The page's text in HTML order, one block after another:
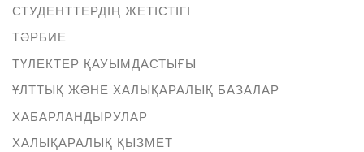
СТУДЕНТТЕРДІҢ ЖЕТІСТІГІ
ТӘРБИЕ
ТҮЛЕКТЕР ҚАУЫМДАСТЫҒЫ
ҰЛТТЫҚ ЖӘНЕ ХАЛЫҚАРАЛЫҚ БАЗАЛАР
ХАБАРЛАНДЫРУЛАР
ХАЛЫҚАРАЛЫҚ ҚЫЗМЕТ